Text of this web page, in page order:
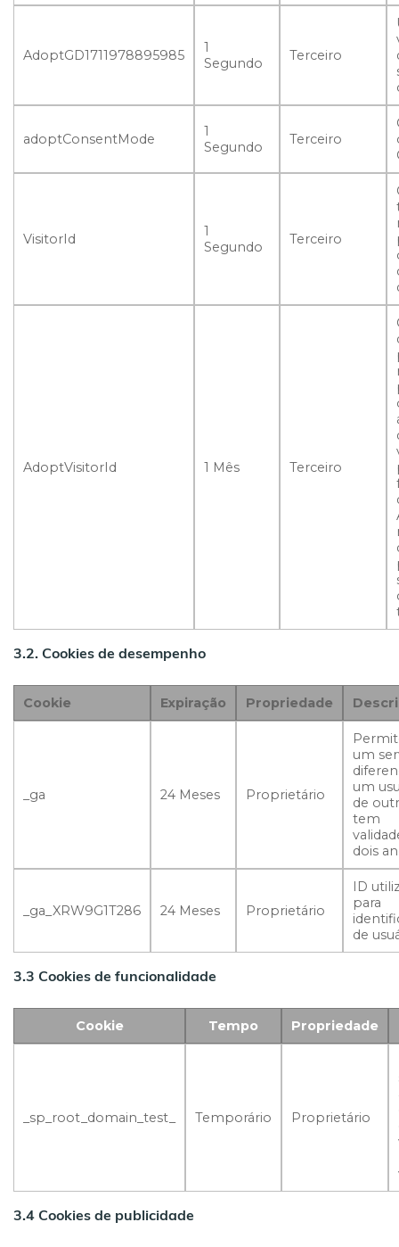
AdoptGD1711978895985
1
Segundo
Terceiro
adoptConsentMode
1
Segundo
Terceiro
VisitorId
1
Segundo
Terceiro
AdoptVisitorId 1 Mês Terceiro
3.2. Cookies de desempenho
Cookie Expiração Propriedade
_ga 24 Meses Proprietário
um
um
de
tem
dois
_ga_XRW9G1T286 24 Meses Proprietário
ID
para
de
3.3 Cookies de funcionalidade
Cookie Tempo Propriedade
_sp_root_domain_test_ Temporário Proprietário
3.4 Cookies de publicidade